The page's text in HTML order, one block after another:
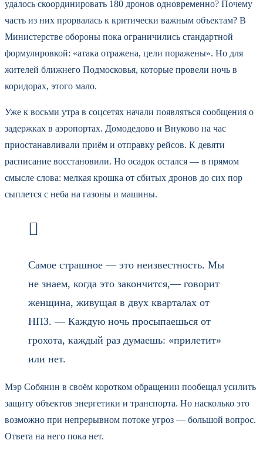
удалось скоординировать 180 дронов одновременно? Почему
часть из них прорвалась к критически важным объектам? В
Министерстве обороны пока ограничились стандартной
формулировкой: «атака отражена, цели поражены». Но для
жителей ближнего Подмосковья, которые провели ночь в
коридорах, этого мало.
Уже к восьми утра в соцсетях начали появляться сообщения о
задержках в аэропортах. Домодедово и Внуково на час
приостанавливали приём и отправку рейсов. К девяти
расписание восстановили. Но осадок остался — в прямом
смысле слова: мелкая крошка от сбитых дронов до сих пор
сыплется с неба на газоны и машины.
Самое страшное — это неизвестность. Мы
не знаем, когда это закончится,— говорит
женщина, живущая в двух кварталах от
НПЗ. — Каждую ночь просыпаешься от
грохота, каждый раз думаешь: «прилетит»
или нет.
Мэр Собянин в своём коротком обращении пообещал усилить
защиту объектов энергетики и транспорта. Но насколько это
возможно при непрерывном потоке угроз — большой вопрос.
Ответа на него пока нет.